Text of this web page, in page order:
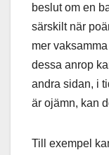
beslut om en
särskilt när
mer
dessa anrop
andra sidan, i
är ojämn, kan
Till exempel